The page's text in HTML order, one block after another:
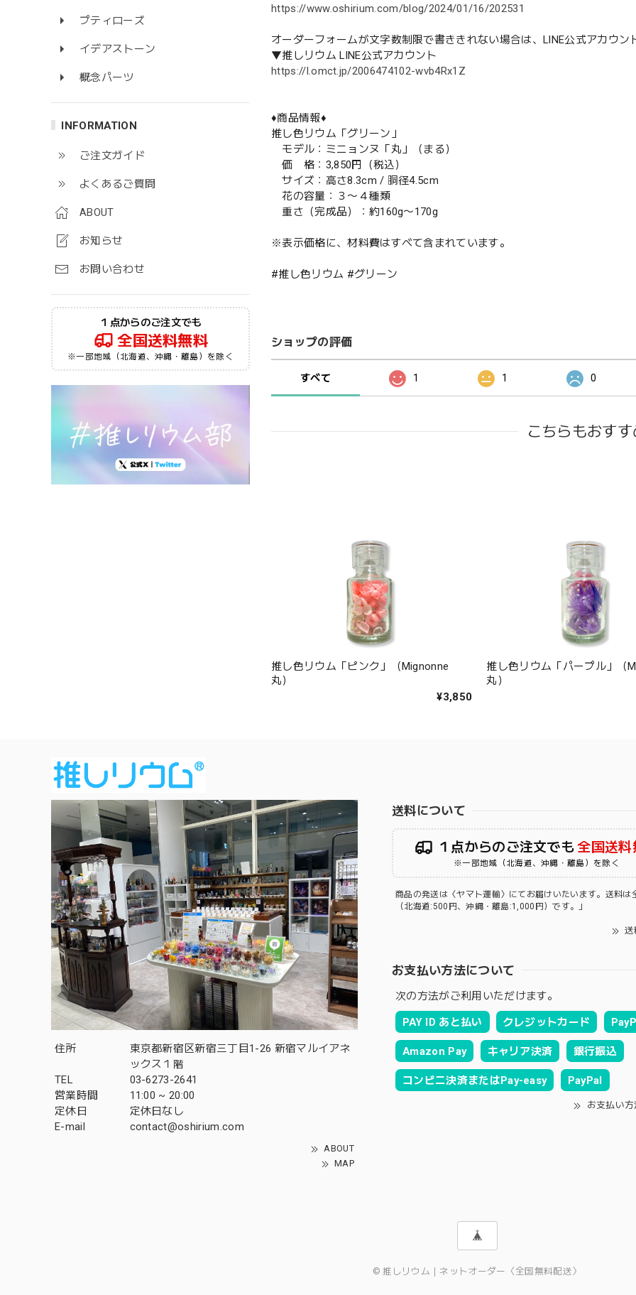
プティローズ
イデアストーン
概念パーツ
INFORMATION
ご注文ガイド
よくあるご質問
ABOUT
お知らせ
お問い合わせ
１点からのご注文でも
全国送料無料
※一部地域（北海道、沖縄・離島）を除く
https://www.oshirium.com/blog/2024/01/16/202531
オーダーフォームが文字数制限で書ききれない場合は、LINE公式アカウ
▼推しリウム LINE公式アカウント
https://l.omct.jp/2006474102-wvb4Rx1Z
♦️商品情報♦️
推し色リウム「グリーン」
モデル：ミニョンヌ「丸」（まる）
価 格：3,850円（税込）
サイズ：高さ8.3cm / 胴径4.5cm
花の容量：３〜４種類
重さ（完成品）：約160g〜170g
※表示価格に、材料費はすべて含まれています。
#推し色リウム #グリーン
ショップの評価
すべて 1 1 0
こちらもおすす
推し色リウム「ピンク」（Mignonne
丸）
¥3,850
推し色リウム「パープル」（
丸）
住所
東京都新宿区新宿三丁目1-26 新宿マルイアネ
ックス１階
TEL
03-6273-2641
営業時間
11:00 ~ 20:00
定休日
定休日なし
E-mail
contact@oshirium.com
ABOUT
MAP
送料について
１点からのご注文でも全国送料
※一部地域（北海道、沖縄・離島）を除く
商品の発送は〈ヤマト運輸〉にてお届けいたいます。送料は
（北海道:500円、沖縄・離島:1,000円）です。」
送
お支払い方法について
次の方法がご利用いただけます。
PAY ID あと払い クレジットカード
Amazon Pay キャリア決済 銀行振込
コンビニ決済またはPay-easy PayPal
お支払い
© 推しリウム｜ネットオーダー〈全国無料配送〉